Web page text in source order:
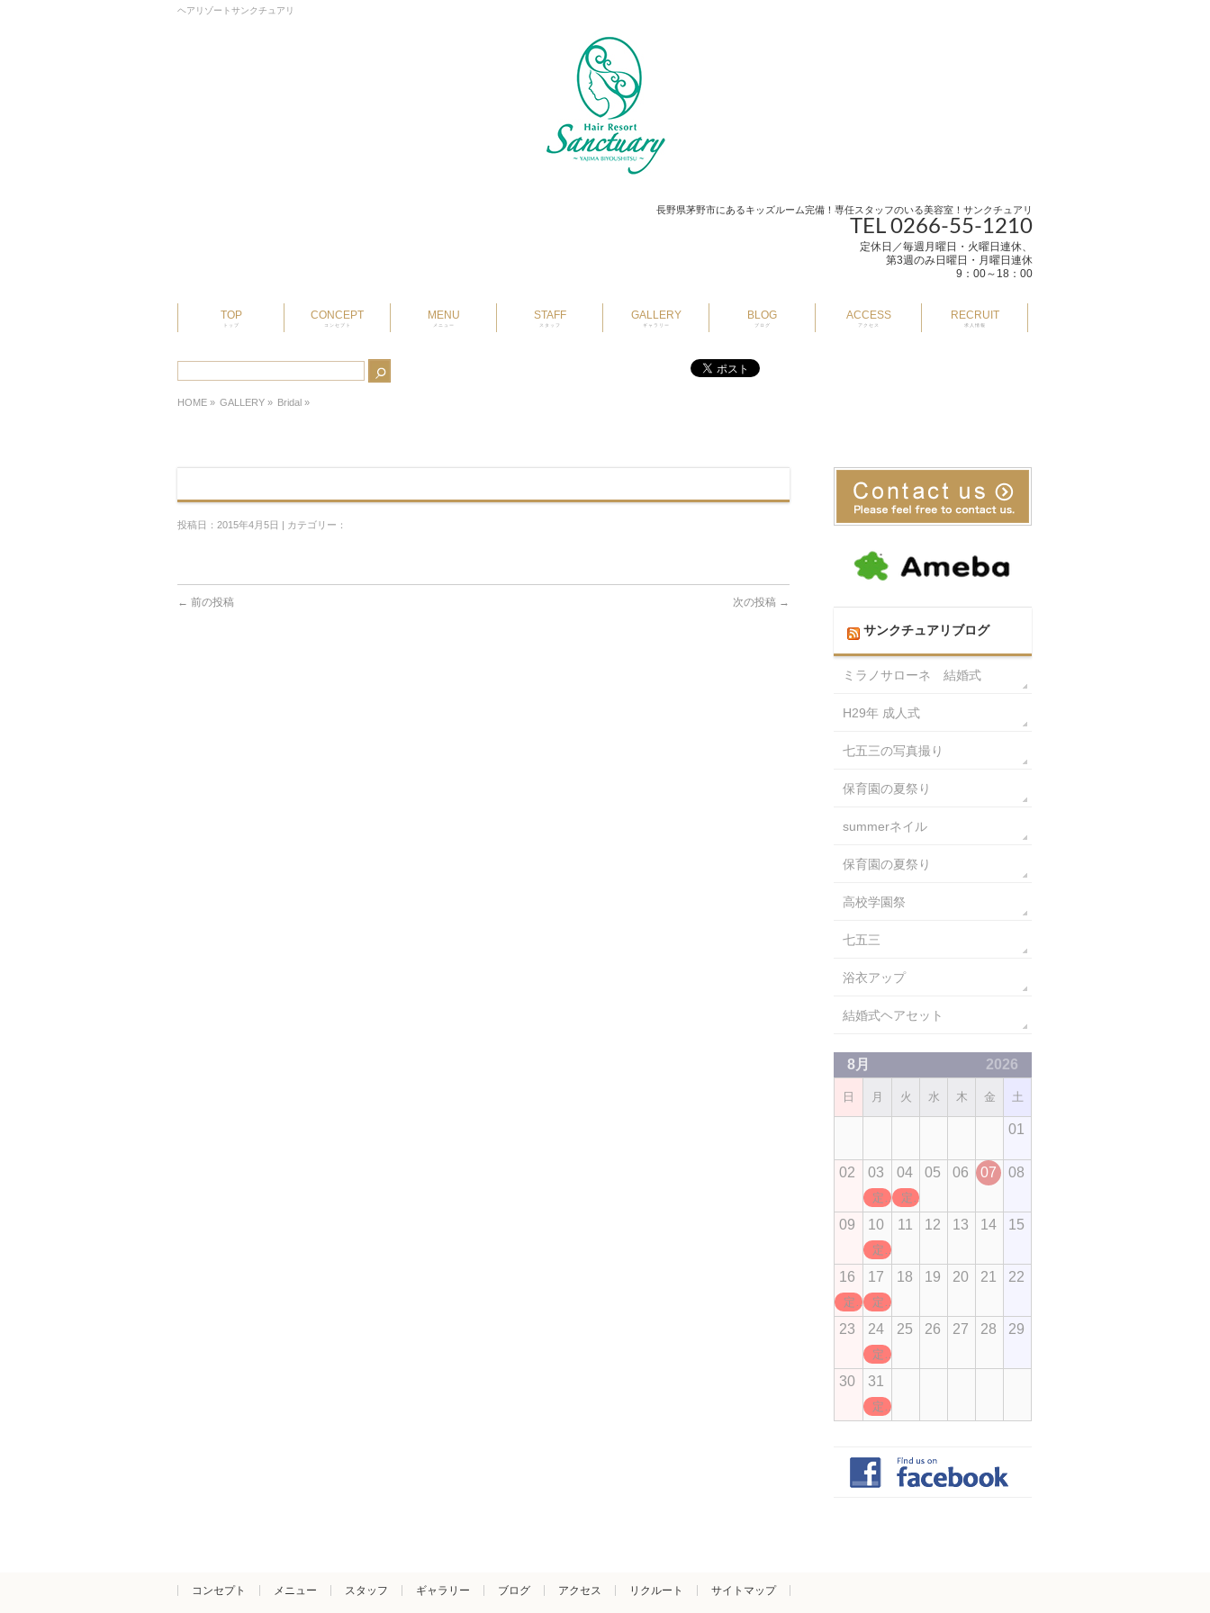
ヘアリゾートサンクチュアリ
長野県茅野市にあるキッズルーム完備！専任スタッフのいる美容室！サンクチュアリ
TEL 0266-55-1210
定休日／毎週月曜日・火曜日連休、
第3週のみ日曜日・月曜日連休
9：00～18：00
TOP
トップ
CONCEPT
コンセプト
MENU
メニュー
STAFF
スタッフ
GALLERY
ギャラリー
BLOG
ブログ
ACCESS
アクセス
RECRUIT
求人情報
HOME » GALLERY » Bridal »
投稿日：2015年4月5日 | カテゴリー：
← 前の投稿 次の投稿 →
サンクチュアリブログ
ミラノサローネ 結婚式
H29年 成人式
七五三の写真撮り
保育園の夏祭り
summerネイル
保育園の夏祭り
高校学園祭
七五三
浴衣アップ
結婚式ヘアセット
8月 2026
日 月 火 水 木 金 土
01
02 03
定休日
04
定休日
05 06 07 08
09 10
定休日
11 12 13 14 15
16
定休日
17
定休日
18 19 20 21 22
23 24
定休日
25 26 27 28 29
30 31
定休日
コンセプト メニュー スタッフ ギャラリー ブログ アクセス リクルート サイトマップ